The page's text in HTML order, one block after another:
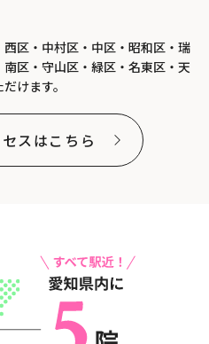
区・中村区・中区・昭和区・瑞
区・守山区・緑区・名東区・天
けます。
スはこちら